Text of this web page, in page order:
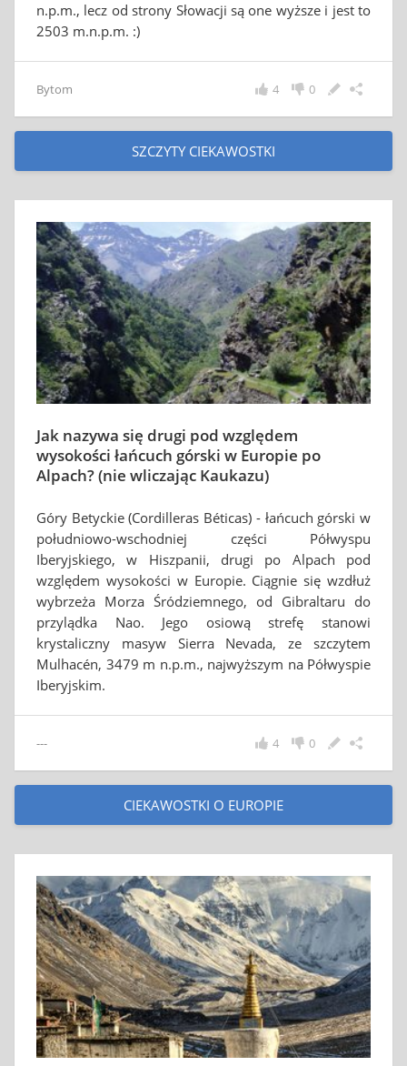
n.p.m., lecz od strony Słowacji są one wyższe i jest to
2503 m.n.p.m. :)
Bytom 0
4
SZCZYTY CIEKAWOSTKI
Jak nazywa się drugi pod względem
wysokości łańcuch górski w Europie po
Alpach? (nie wliczając Kaukazu)
Góry Betyckie (Cordilleras Béticas) - łańcuch górski w
południowo-wschodniej części Półwyspu
Iberyjskiego, w Hiszpanii, drugi po Alpach pod
względem wysokości w Europie. Ciągnie się wzdłuż
wybrzeża Morza Śródziemnego, od Gibraltaru do
przylądka Nao. Jego osiową strefę stanowi
krystaliczny masyw Sierra Nevada, ze szczytem
Mulhacén, 3479 m n.p.m., najwyższym na Półwyspie
Iberyjskim.
--- 0
4
CIEKAWOSTKI O EUROPIE